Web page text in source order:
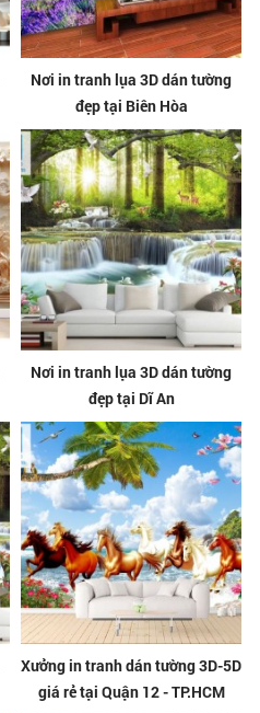
Nơi in tranh lụa 3D dán tường
đẹp tại Biên Hòa
Nơi in tranh lụa 3D dán tường
đẹp tại Dĩ An
Xưởng in tranh dán tường 3D-5D
giá rẻ tại Quận 12 - TP.HCM